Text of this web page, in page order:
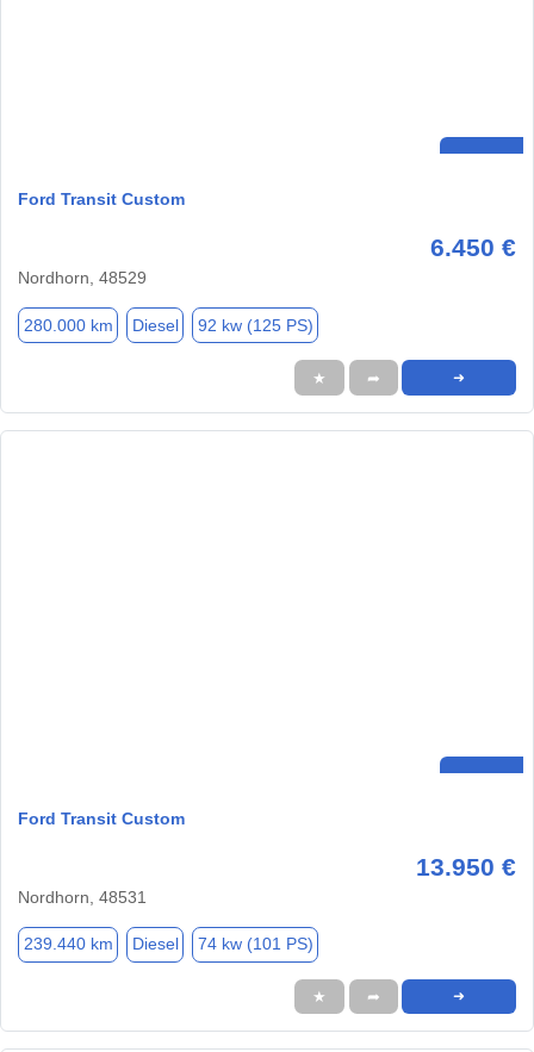
Ford Transit Custom
6.450 €
Nordhorn, 48529
280.000 km Diesel 92 kw (125 PS)
★ ➦ ➜
Ford Transit Custom
13.950 €
Nordhorn, 48531
239.440 km Diesel 74 kw (101 PS)
★ ➦ ➜